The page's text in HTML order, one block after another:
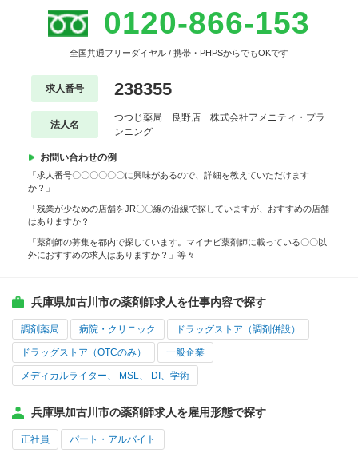
0120-866-153
全国共通フリーダイヤル / 携帯・PHPSからでもOKです
求人番号 238355
法人名
つつじ薬局 良野店 株式会社アメニティ・プラ
ンニング
お問い合わせの例
「求人番号〇〇〇〇〇〇に興味があるので、詳細を教えていただけます
か？」
「残業が少なめの店舗をJR〇〇線の沿線で探していますが、おすすめの店舗
はありますか？」
「薬剤師の募集を都内で探しています。マイナビ薬剤師に載っている〇〇以
外におすすめの求人はありますか？」等々
兵庫県加古川市の薬剤師求人を仕事内容で探す
調剤薬局 病院・クリニック ドラッグストア（調剤併設）
ドラッグストア（OTCのみ） 一般企業
メディカルライター、 MSL、 DI、学術
兵庫県加古川市の薬剤師求人を雇用形態で探す
正社員 パート・アルバイト